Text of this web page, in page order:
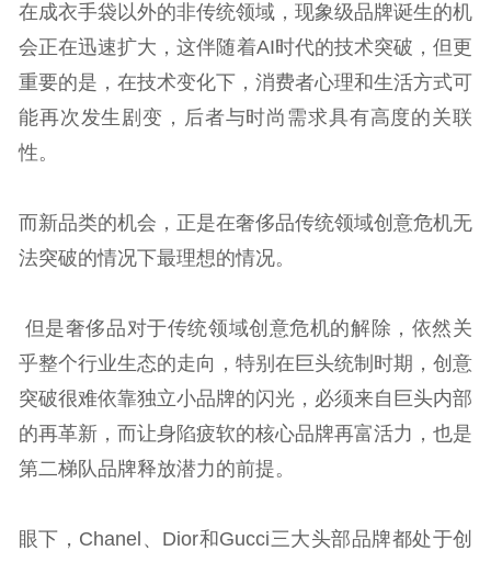
在成衣手袋以外的非传统领域，现象级品牌诞生的机
会正在迅速扩大，这伴随着AI时代的技术突破，但更
重要的是，在技术变化下，消费者心理和生活方式可
能再次发生剧变，后者与时尚需求具有高度的关联
性。
而新品类的机会，正是在奢侈品传统领域创意危机无
法突破的情况下最理想的情况。
但是奢侈品对于传统领域创意危机的解除，依然关
乎整个行业生态的走向，特别在巨头统制时期，创意
突破很难依靠独立小品牌的闪光，必须来自巨头内部
的再革新，而让身陷疲软的核心品牌再富活力，也是
第二梯队品牌释放潜力的前提。
眼下，Chanel、Dior和Gucci三大头部品牌都处于创